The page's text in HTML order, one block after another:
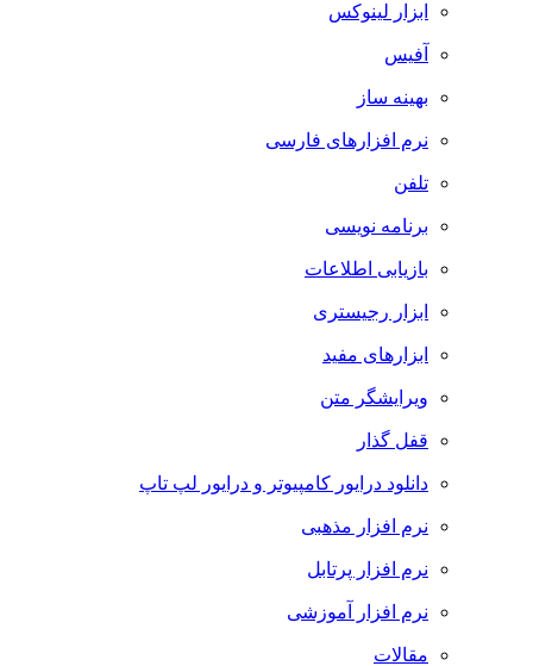
ابزار لینوکس
آفیس
بهینه ساز
نرم افزارهای فارسی
تلفن
برنامه نویسی
بازیابی اطلاعات
ابزار رجیستری
ابزارهای مفید
ویرایشگر متن
قفل گذار
دانلود درایور کامپیوتر و درایور لپ تاپ
نرم افزار مذهبی
نرم افزار پرتابل
نرم افزار آموزشی
مقالات